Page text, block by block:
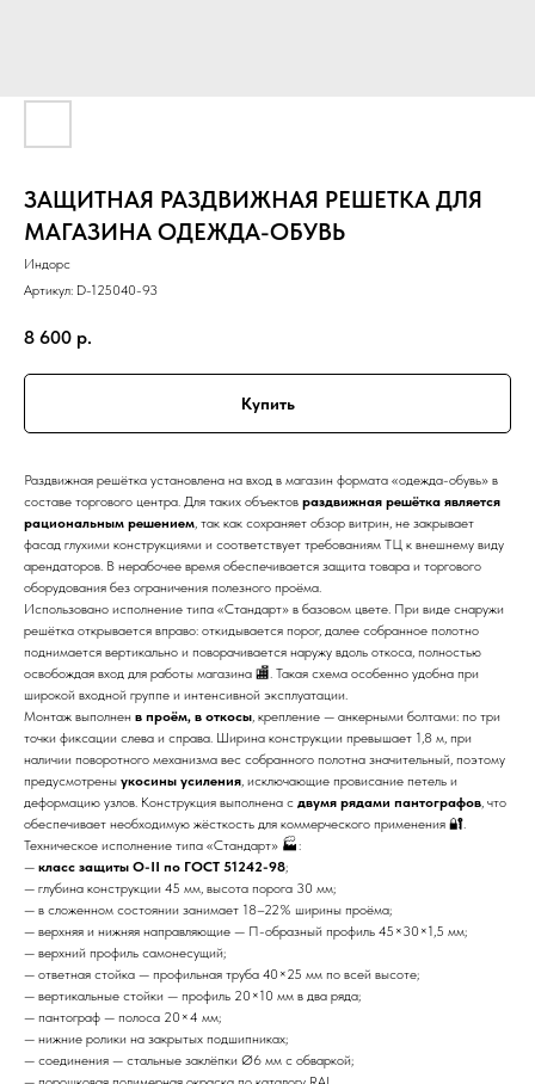
ЗАЩИТНАЯ РАЗДВИЖНАЯ РЕШЕТКА ДЛЯ
МАГАЗИНА ОДЕЖДА-ОБУВЬ
Индорс
Артикул: D-125040-93
8 600 р.
Купить
Раздвижная решётка установлена на вход в магазин формата «одежда-обувь» в
составе торгового центра. Для таких объектов раздвижная решётка является
рациональным решением, так как сохраняет обзор витрин, не закрывает
фасад глухими конструкциями и соответствует требованиям ТЦ к внешнему виду
арендаторов. В нерабочее время обеспечивается защита товара и торгового
оборудования без ограничения полезного проёма.
Использовано исполнение типа «Стандарт» в базовом цвете. При виде снаружи
решётка открывается вправо: откидывается порог, далее собранное полотно
поднимается вертикально и поворачивается наружу вдоль откоса, полностью
освобождая вход для работы магазина 🏬. Такая схема особенно удобна при
широкой входной группе и интенсивной эксплуатации.
Монтаж выполнен в проём, в откосы, крепление — анкерными болтами: по три
точки фиксации слева и справа. Ширина конструкции превышает 1,8 м, при
наличии поворотного механизма вес собранного полотна значительный, поэтому
предусмотрены укосины усиления, исключающие провисание петель и
деформацию узлов. Конструкция выполнена с двумя рядами пантографов, что
обеспечивает необходимую жёсткость для коммерческого применения 🔐.
Техническое исполнение типа «Стандарт» 🏭:
— класс защиты О-II по ГОСТ 51242-98;
— глубина конструкции 45 мм, высота порога 30 мм;
— в сложенном состоянии занимает 18–22% ширины проёма;
— верхняя и нижняя направляющие — П-образный профиль 45×30×1,5 мм;
— верхний профиль самонесущий;
— ответная стойка — профильная труба 40×25 мм по всей высоте;
— вертикальные стойки — профиль 20×10 мм в два ряда;
— пантограф — полоса 20×4 мм;
— нижние ролики на закрытых подшипниках;
— соединения — стальные заклёпки Ø6 мм с обваркой;